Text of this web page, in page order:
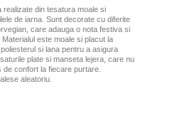
din tesatura moale si
de iarna. Sunt decorate cu diferite
care adauga o nota festiva si
este moale si placut la
si lana pentru a asigura
plate si manseta lejera, care nu
confort la fiecare purtare.
aleatoriu.